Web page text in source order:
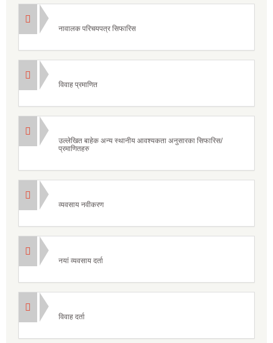
नावालक परिचयपत्र सिफारिस
विवाह प्रमाणित
उल्लेखित बाहेक अन्य स्थानीय आवश्यकता अनुसारका सिफारिस/
प्रमाणितहरु
व्यवसाय नवीकरण
नयां व्यवसाय दर्ता
विवाह दर्ता